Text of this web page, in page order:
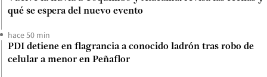
qué se espera del nuevo evento
hace 50 min
PDI detiene en flagrancia a conocido ladrón tras robo de
celular a menor en Peñaflor